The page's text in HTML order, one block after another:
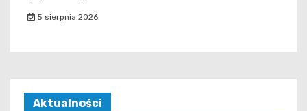
5 sierpnia 2026
Aktualności